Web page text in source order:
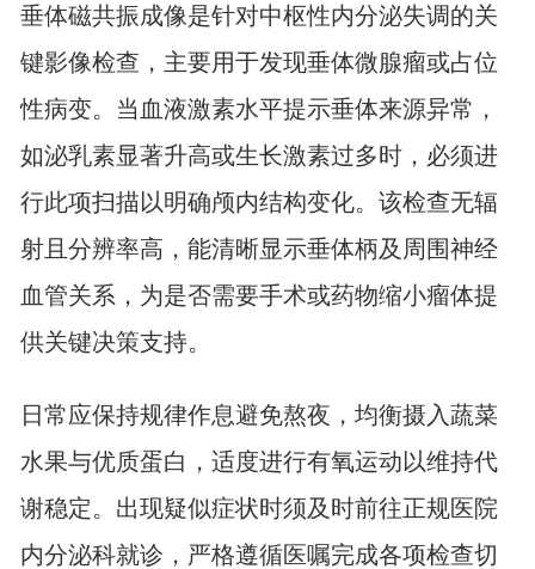
垂体磁共振成像是针对中枢性内分泌失调的关
键影像检查，主要用于发现垂体微腺瘤或占位
性病变。当血液激素水平提示垂体来源异常，
如泌乳素显著升高或生长激素过多时，必须进
行此项扫描以明确颅内结构变化。该检查无辐
射且分辨率高，能清晰显示垂体柄及周围神经
血管关系，为是否需要手术或药物缩小瘤体提
供关键决策支持。
日常应保持规律作息避免熬夜，均衡摄入蔬菜
水果与优质蛋白，适度进行有氧运动以维持代
谢稳定。出现疑似症状时须及时前往正规医院
内分泌科就诊，严格遵循医嘱完成各项检查切